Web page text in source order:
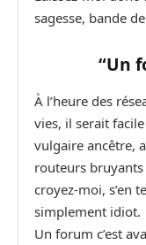
sagesse, bande
“Un
À l’heure des
vies, il serait
vulgaire ancêtre,
routeurs bruyants
croyez-moi, s’en
simplement idiot.
Un forum c’est